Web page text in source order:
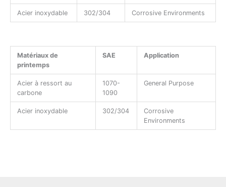
Acier inoxydable 302/304 Corrosive Environments
Matériaux de
printemps
SAE Application
Acier à ressort au
carbone
1070-
1090
General Purpose
Acier inoxydable 302/304
Corrosive
Environments